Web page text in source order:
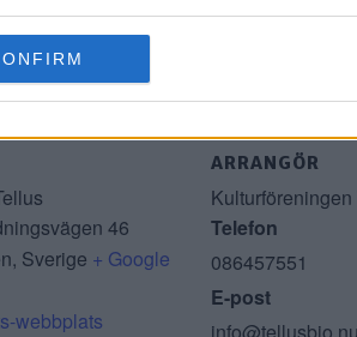
46
, Sverige + Google
webbplats
ARRANGÖR
Kulturföreningen
Telefon
086457551
E-post
info@tellusbio.nu